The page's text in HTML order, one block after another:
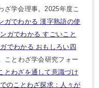
ざ学会理事。2025年度こ
ガでわかる 漢字熟語の使
ガでわかる すごいこと
でわかる おもしろい四
ことわざ学会研究フォー
とわざを通して意識づけ
のことわざ探求：人々が